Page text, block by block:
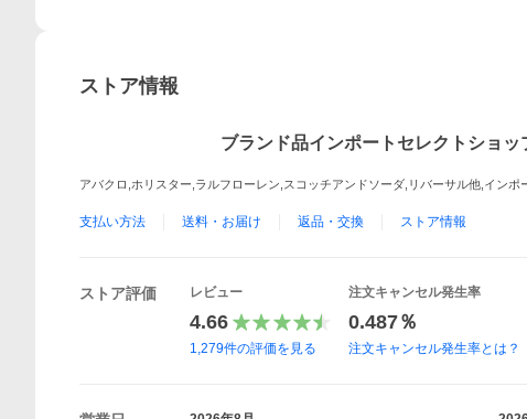
ストア情報
ブランド品インポートセレクトショッ
アバクロ,ホリスター,ラルフローレン,スコッチアンドソーダ,リバーサル他,インポ
支払い方法 送料・お届け 返品・交換 ストア情報
ストア評価 レビュー
4.66
1,279件の評価を見る
注文キャンセル発生率
0.487％
注文キャンセル発生率とは？